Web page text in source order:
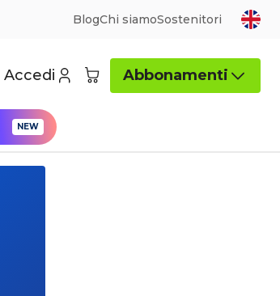
BlogChi siamoSostenitori
Accedi Abbonamenti